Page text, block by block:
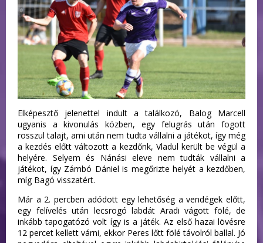
Elképesztő jelenettel indult a találkozó, Balog Marcell
ugyanis a kivonulás közben, egy felugrás után fogott
rosszul talajt, ami után nem tudta vállalni a játékot, így még
a kezdés előtt változott a kezdőnk, Vladul került be végül a
helyére. Selyem és Nánási eleve nem tudták vállalni a
játékot, így Zámbó Dániel is megőrizte helyét a kezdőben,
míg Bagó visszatért.
Már a 2. percben adódott egy lehetőség a vendégek előtt,
egy felívelés után lecsrogó labdát Aradi vágott fölé, de
inkább tapogatózó volt így is a játék. Az első hazai lövésre
12 percet kellett várni, ekkor Peres lőtt fölé távolról ballal. Jó